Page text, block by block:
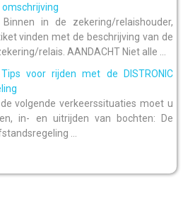
omschrijving
in de zekering/relaishouder,
vinden met de beschrijving van de
relais. AANDACHT Niet alle ...
voor rijden met de DISTRONIC
volgende verkeerssituaties moet u
in- en uitrijden van bochten: De
...